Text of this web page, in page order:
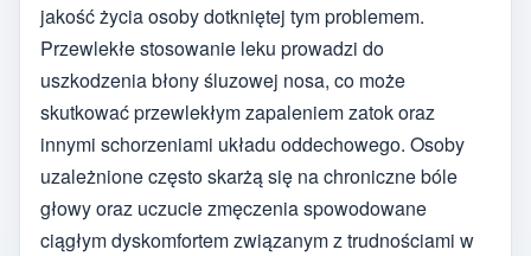
jakość życia osoby dotkniętej tym problemem.
Przewlekłe stosowanie leku prowadzi do
uszkodzenia błony śluzowej nosa, co może
skutkować przewlekłym zapaleniem zatok oraz
innymi schorzeniami układu oddechowego. Osoby
uzależnione często skarżą się na chroniczne bóle
głowy oraz uczucie zmęczenia spowodowane
ciągłym dyskomfortem związanym z trudnościami w